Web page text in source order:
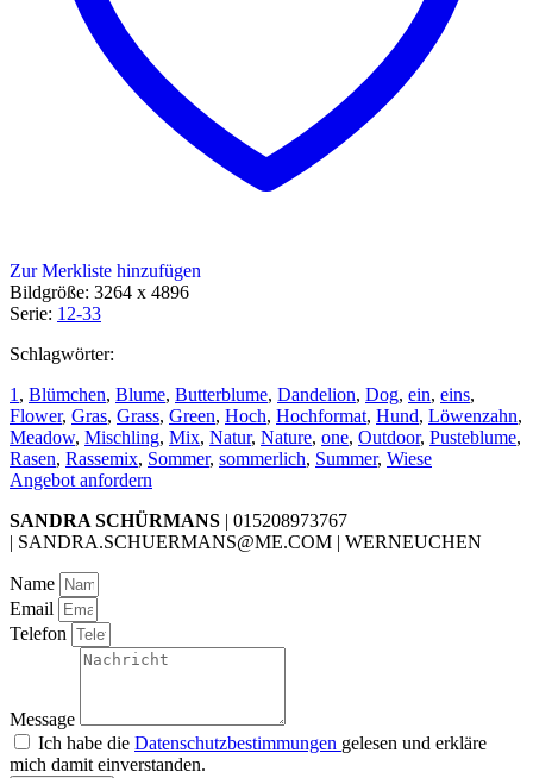
Zur Merkliste hinzufügen
Bildgröße: 3264 x 4896
Serie: 12-33
Schlagwörter:
1 , Blümchen, Blume, Butterblume, Dandelion, Dog, ein, eins,
Flower, Gras, Grass, Green, Hoch, Hochformat, Hund, Löwenzahn,
Meadow, Mischling, Mix, Natur, Nature, one, Outdoor, Pusteblume,
Rasen, Rassemix, Sommer, sommerlich, Summer, Wiese
Angebot anfordern
SANDRA SCHÜRMANS | 015208973767
| SANDRA.SCHUERMANS@ME.COM | WERNEUCHEN
Name
Email
Telefon
Message
Ich habe die Datenschutzbestimmungen gelesen und erkläre
mich damit einverstanden.